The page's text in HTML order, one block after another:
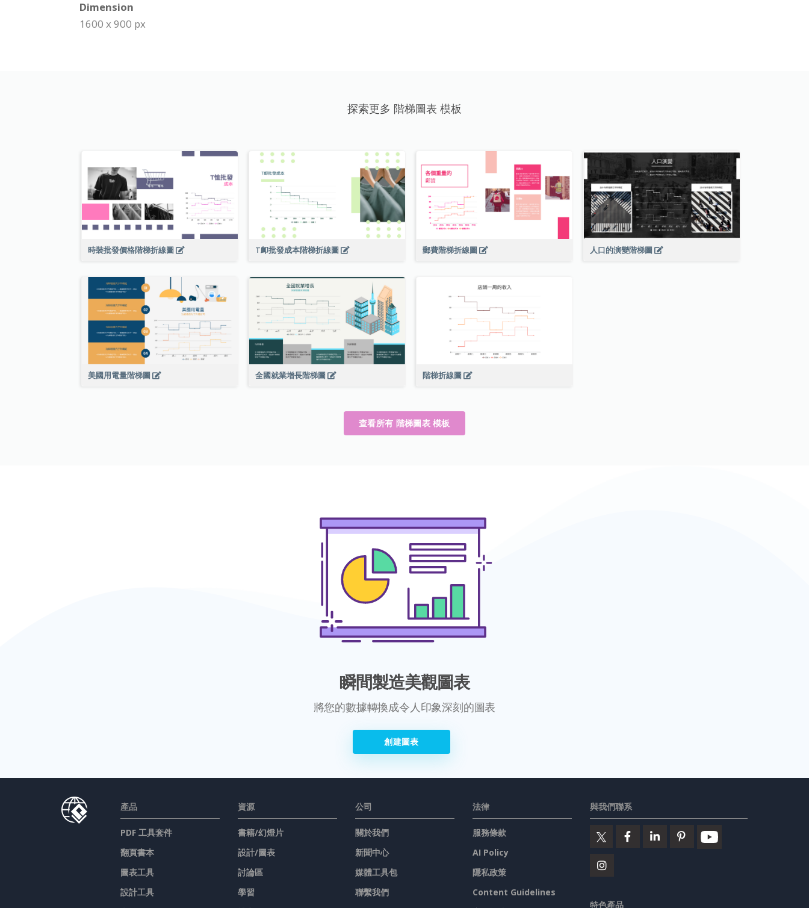
Dimension
1600 x 900 px
探索更多 階梯圖表 模板
時裝批發價格階梯折線圖 T卹批發成本階梯折線圖 郵費階梯折線圖 人口的演變階梯圖
美國用電量階梯圖 全國就業增長階梯圖 階梯折線圖
查看所有 階梯圖表 模板
瞬間製造美觀圖表
將您的數據轉換成令人印象深刻的圖表
創建圖表
產品
PDF 工具套件
翻頁書本
圖表工具
設計工具
資源
書籍/幻燈片
設計/圖表
討論區
學習
公司
關於我們
新聞中心
媒體工具包
聯繫我們
法律
服務條款
AI Policy
隱私政策
Content Guidelines
與我們聯系
特色產品